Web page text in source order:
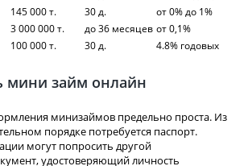
145 000 т. 30 д.
от 0% до 1%
3 000 000 т. до 36 месяцев от 0,1%
100 000 т. 30 д. 4.8% годовых
мини займ онлайн
минизаймов предельно проста. Из
порядке потребуется паспорт.
могут попросить другой
удостоверяющий личность